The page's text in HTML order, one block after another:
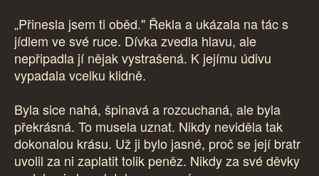
„Přinesla jsem ti oběd." Řekla a ukázala na tác s
jídlem ve své ruce. Dívka zvedla hlavu, ale
nepřipadla jí nějak vystrašená. K jejímu údivu
vypadala vcelku klidně.
Byla sice nahá, špinavá a rozcuchaná, ale byla
překrásná. To musela uznat. Nikdy neviděla tak
dokonalou krásu. Už ji bylo jasné, proč se její bratr
uvolil za ni zaplatit tolik peněz. Nikdy za své děvky